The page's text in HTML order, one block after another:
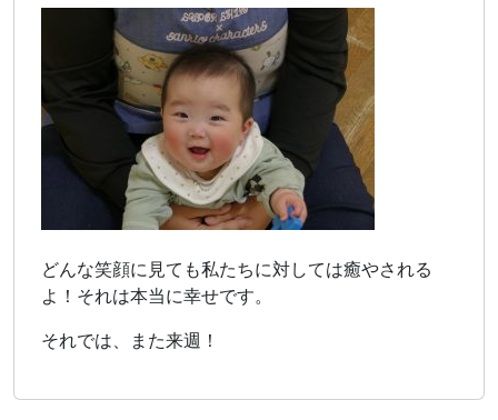
どんな笑顔に見ても私たちに対しては癒やされる
よ！それは本当に幸せです。
それでは、また来週！